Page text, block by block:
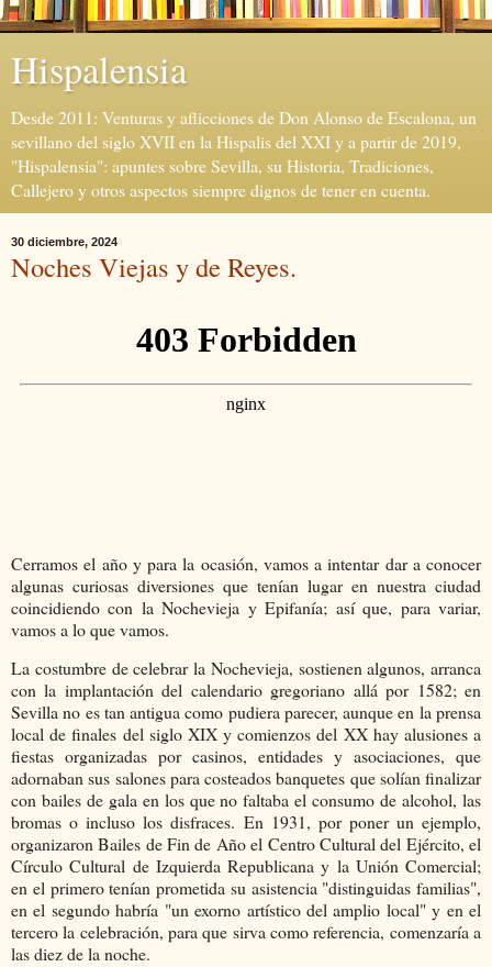
Hispalensia
Desde 2011: Venturas y aflicciones de Don Alonso de Escalona, un
sevillano del siglo XVII en la Hispalis del XXI y a partir de 2019,
"Hispalensia": apuntes sobre Sevilla, su Historia, Tradiciones,
Callejero y otros aspectos siempre dignos de tener en cuenta.
30 diciembre, 2024
Noches Viejas y de Reyes.
Cerramos el año y para la ocasión, vamos a intentar dar a conocer
algunas curiosas diversiones que tenían lugar en nuestra ciudad
coincidiendo con la Nochevieja y Epifanía; así que, para variar,
vamos a lo que vamos.
La costumbre de celebrar la Nochevieja, sostienen algunos, arranca
con la implantación del calendario gregoriano allá por 1582; en
Sevilla no es tan antigua como pudiera parecer, aunque en la prensa
local de finales del siglo XIX y comienzos del XX hay alusiones a
fiestas organizadas por casinos, entidades y asociaciones, que
adornaban sus salones para costeados banquetes que solían finalizar
con bailes de gala en los que no faltaba el consumo de alcohol, las
bromas o incluso los disfraces. En 1931, por poner un ejemplo,
organizaron Bailes de Fin de Año el Centro Cultural del Ejército, el
Círculo Cultural de Izquierda Republicana y la Unión Comercial;
en el primero tenían prometida su asistencia "distinguidas familias",
en el segundo habría "un exorno artístico del amplio local" y en el
tercero la celebración, para que sirva como referencia, comenzaría a
las diez de la noche.